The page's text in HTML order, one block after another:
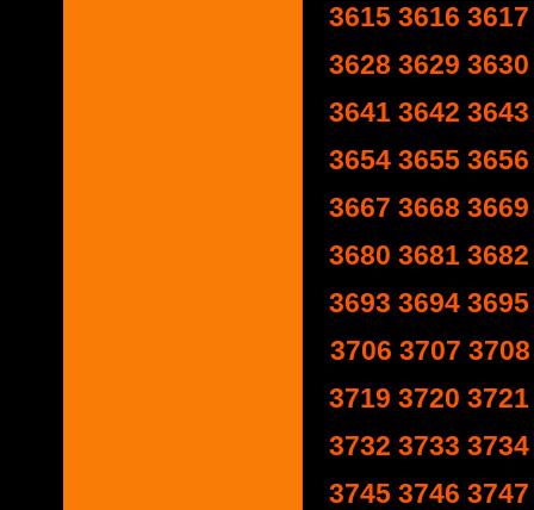
3615 3616 3617
3628 3629 3630
3641 3642 3643
3654 3655 3656
3667 3668 3669
3680 3681 3682
3693 3694 3695
3706 3707 3708
3719 3720 3721
3732 3733 3734
3745 3746 3747